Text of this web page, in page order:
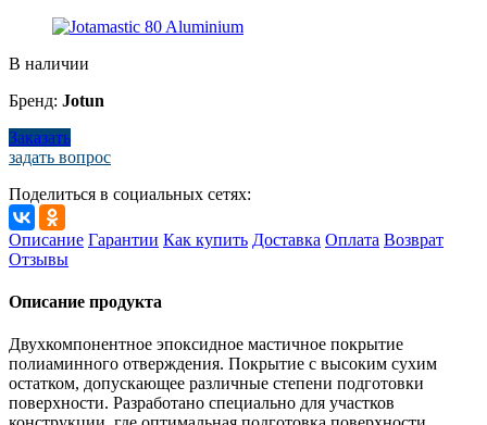
В наличии
Бренд: Jotun
Заказать
задать вопрос
Поделиться в социальных сетях:
Описание Гарантии Как купить Доставка Оплата Возврат
Отзывы
Описание продукта
Двухкомпонентное эпоксидное мастичное покрытие
полиаминного отверждения. Покрытие с высоким сухим
остатком, допускающее различные степени подготовки
поверхности. Разработано специально для участков